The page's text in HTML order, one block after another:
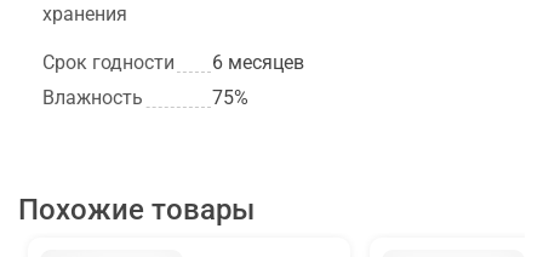
хранения
Срок годности
6 месяцев
Влажность
75%
Похожие товары